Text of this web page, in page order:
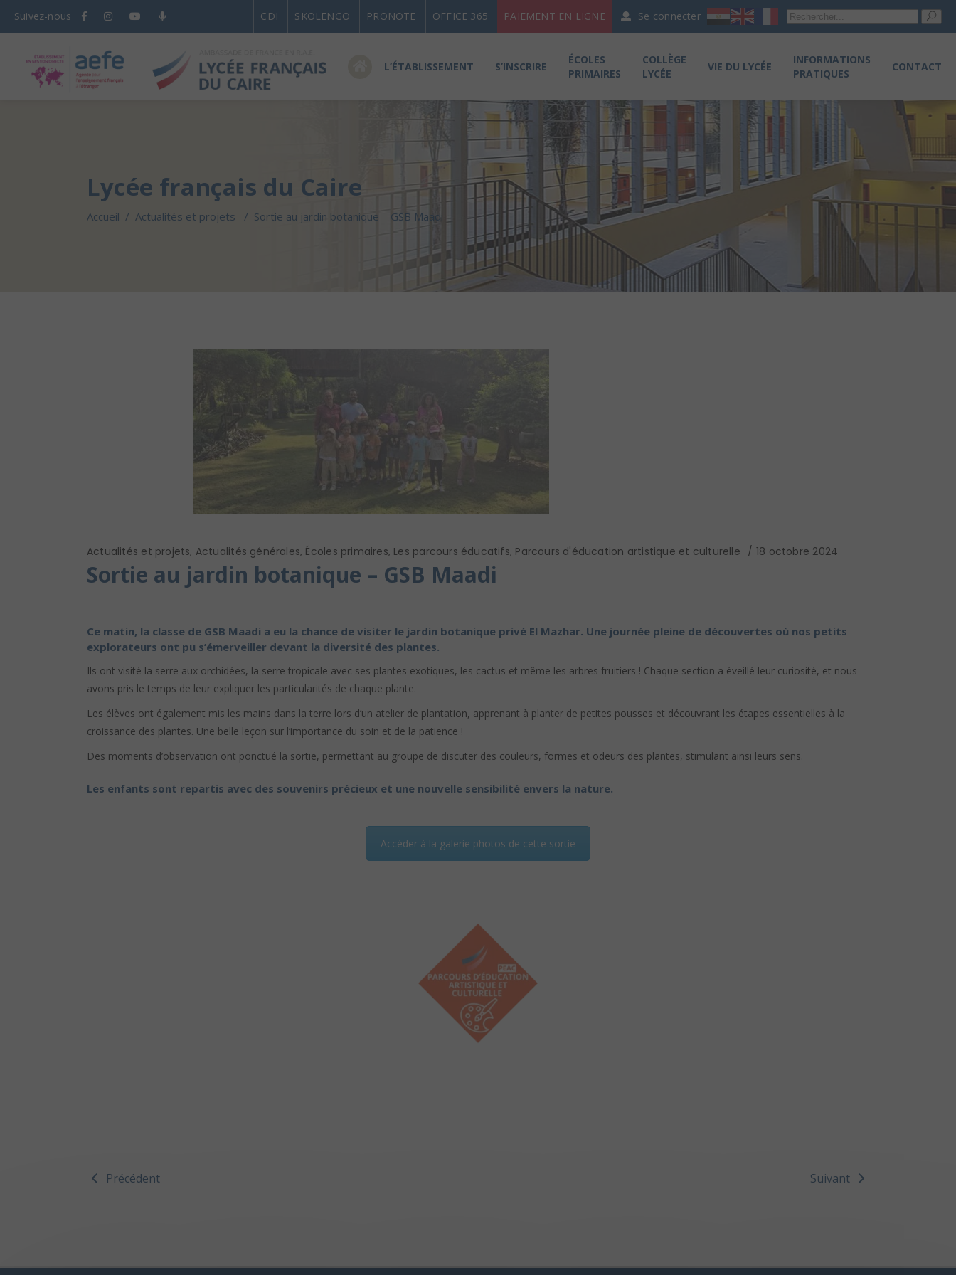
Suivez-nous CDI SKOLENGO PRONOTE OFFICE 365 PAIEMENT EN LIGNE Se connecter
L’ÉTABLISSEMENT S’INSCRIRE
ÉCOLES
PRIMAIRES
COLLÈGE
LYCÉE
VIE DU LYCÉE
INFORMATIONS
PRATIQUES
CONTACT
Lycée français du Caire
Accueil / Actualités et projets / Sortie au jardin botanique – GSB Maadi
Actualités et projets, Actualités générales, Écoles primaires, Les parcours éducatifs, Parcours d'éducation artistique et culturelle 18 octobre 2024
Sortie au jardin botanique – GSB Maadi
Ce matin, la classe de GSB Maadi a eu la chance de visiter le jardin botanique privé El Mazhar. Une journée pleine de découvertes où nos petits
explorateurs ont pu s’émerveiller devant la diversité des plantes.
Ils ont visité la serre aux orchidées, la serre tropicale avec ses plantes exotiques, les cactus et même les arbres fruitiers ! Chaque section a éveillé leur curiosité, et nous
avons pris le temps de leur expliquer les particularités de chaque plante.
Les élèves ont également mis les mains dans la terre lors d’un atelier de plantation, apprenant à planter de petites pousses et découvrant les étapes essentielles à la
croissance des plantes. Une belle leçon sur l’importance du soin et de la patience !
Des moments d’observation ont ponctué la sortie, permettant au groupe de discuter des couleurs, formes et odeurs des plantes, stimulant ainsi leurs sens.
Les enfants sont repartis avec des souvenirs précieux et une nouvelle sensibilité envers la nature.
Accéder à la galerie photos de cette sortie
Précédent Suivant